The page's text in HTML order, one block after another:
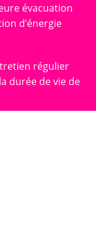
évacuation
d’énergie
régulier
durée de vie de